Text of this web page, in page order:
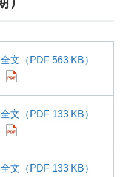
全文（PDF 563 KB）
全文（PDF 133 KB）
全文（PDF 133 KB）